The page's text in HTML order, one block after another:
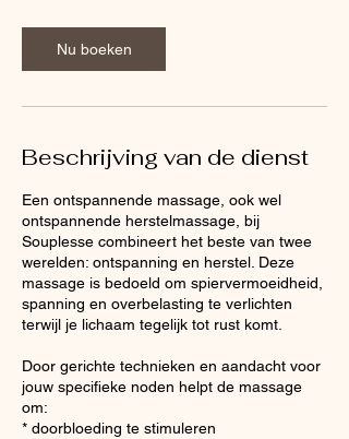
n
Nu boeken
Beschrijving van de dienst
Een ontspannende massage, ook wel
ontspannende herstelmassage, bij
Souplesse combineert het beste van twee
werelden: ontspanning en herstel. Deze
massage is bedoeld om spiervermoeidheid,
spanning en overbelasting te verlichten
terwijl je lichaam tegelijk tot rust komt.
Door gerichte technieken en aandacht voor
jouw specifieke noden helpt de massage
om:
* doorbloeding te stimuleren